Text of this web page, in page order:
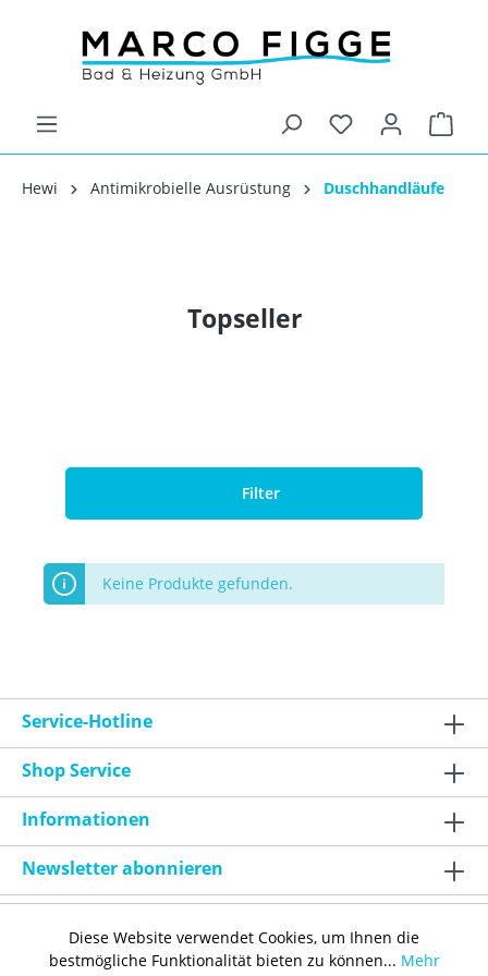
Hewi Antimikrobielle Ausrüstung Duschhandläufe
Topseller
Filter
Keine Produkte gefunden.
Service-Hotline
Shop Service
Informationen
Newsletter abonnieren
Diese Website verwendet Cookies, um Ihnen die
bestmögliche Funktionalität bieten zu können... Mehr